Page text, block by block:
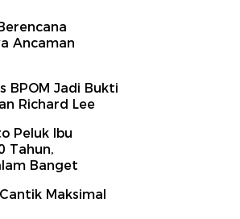
Ancaman
BPOM Jadi Bukti
Richard Lee
Peluk Ibu
Tahun,
Banget
Maksimal